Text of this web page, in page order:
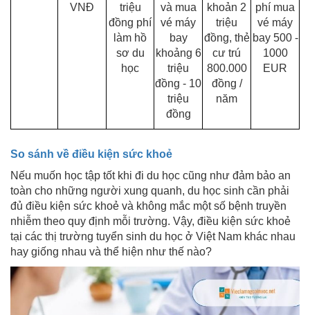
VNĐ
triệu
đồng phí
làm hồ
sơ du
học
và mua
vé máy
bay
khoảng 6
triệu
đồng - 10
triệu
đồng
khoản 2
triệu
đồng, thẻ
cư trú
800.000
đồng /
năm
phí mua
vé máy
bay 500 -
1000
EUR
So sánh về điều kiện sức khoẻ
Nếu muốn học tập tốt khi đi du học cũng như đảm bảo an
toàn cho những người xung quanh, du học sinh cần phải
đủ điều kiện sức khoẻ và không mắc một số bệnh truyền
nhiễm theo quy định mỗi trường. Vậy, điều kiện sức khoẻ
tại các thị trường tuyển sinh du học ở Việt Nam khác nhau
hay giống nhau và thể hiện như thế nào?